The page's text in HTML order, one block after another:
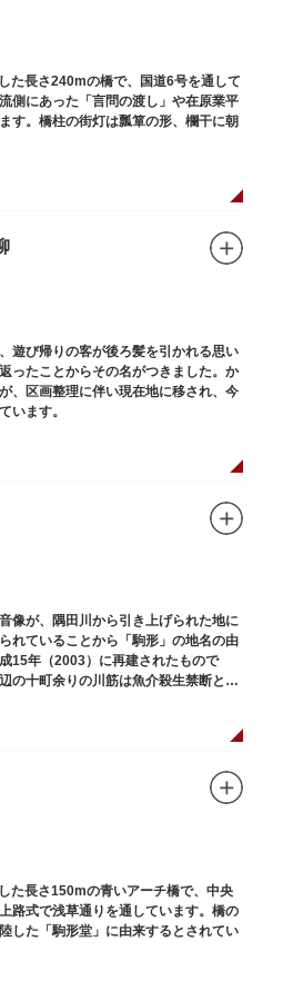
た長さ240mの橋で、国道6号を通して
側にあった「言問の渡し」や在原業平
す。橋柱の街灯は瓢箪の形、欄干に朝
遊び帰りの客が後ろ髪を引かれる思い
ったことからその名がつきました。か
、区画整理に伴い現在地に移され、今
います。
像が、隅田川から引き上げられた地に
れていることから「駒形」の地名の由
15年（2003）に再建されたもので
の十町余りの川筋は魚介殺生禁断とな
た長さ150mの青いアーチ橋で、中央
路式で浅草通りを通しています。橋の
した「駒形堂」に由来するとされてい